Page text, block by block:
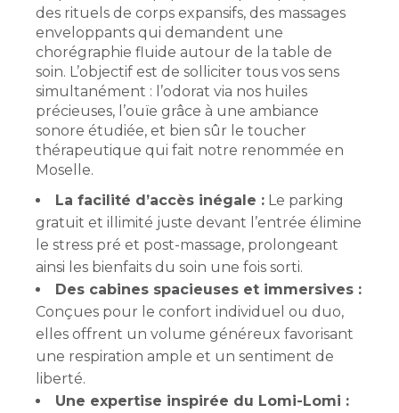
des rituels de corps expansifs, des massages
enveloppants qui demandent une
chorégraphie fluide autour de la table de
soin. L’objectif est de solliciter tous vos sens
simultanément : l’odorat via nos huiles
précieuses, l’ouïe grâce à une ambiance
sonore étudiée, et bien sûr le toucher
thérapeutique qui fait notre renommée en
Moselle.
La facilité d’accès inégale : Le parking
gratuit et illimité juste devant l’entrée élimine
le stress pré et post-massage, prolongeant
ainsi les bienfaits du soin une fois sorti.
Des cabines spacieuses et immersives :
Conçues pour le confort individuel ou duo,
elles offrent un volume généreux favorisant
une respiration ample et un sentiment de
liberté.
Une expertise inspirée du Lomi-Lomi :